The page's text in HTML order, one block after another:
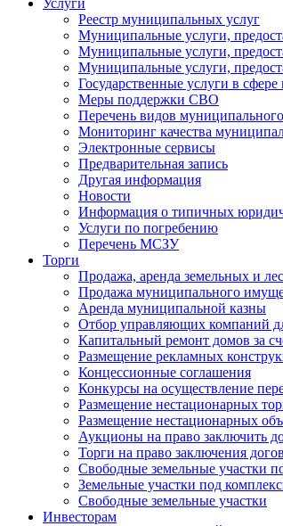
Услуги
Реестр муниципальных услуг
Муниципальные услуги,
Муниципальные услуги,
Муниципальные услуги,
Государственные услуги в
Меры поддержки СВО
Перечень видов
Мониторинг качества
Электронные сервисы
Предварительная запись
Другая информация
Новости
Информация о типичных
Услуги по погребению
Перечень МСЗУ
Торги
Продажа, аренда земельных и
Продажа муниципального
Аренда муниципальной казны
Отбор управляющих компаний
Капитальный ремонт домов за
Размещение рекламных
Концессионные соглашения
Конкурсы на осуществление
Размещение нестационарных
Размещение нестационарных
Аукционы на право заключить
Торги на право заключения
Свободные земельные участки
Земельные участки под
Свободные земельные участки
Инвесторам